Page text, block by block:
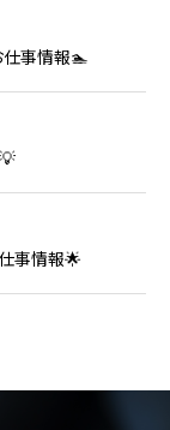
仕事情報🏊
事情報🌟